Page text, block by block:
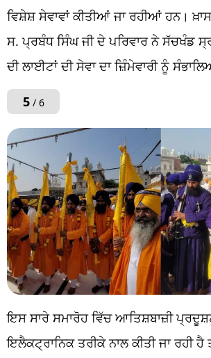
ਵਿਸ਼ੇਸ਼ ਸੇਵਾਵਾਂ ਕੀਤੀਆਂ ਜਾ ਰਹੀਆਂ ਹਨ।
ਸ. ਪ੍ਰਬੰਧ ਸਿੰਘ ਜੀ ਦੇ ਪਰਿਵਾਰ ਨੇ ਸੱਚਖੰਡ
ਦੀ ਲਾਈਟਾਂ ਦੀ ਸੇਵਾ ਦਾ ਜ਼ਿੰਮੇਵਾਰੀ ਨੂੰ
5/ 6
ਇਸ ਸਾਰੇ ਸਮਾਰੋਹ ਵਿੱਚ ਆਤਿਸ਼ਬਾਜ਼ੀ
ਇਲੈਕਟ੍ਰਾਨਿਕ ਤਰੀਕੇ ਨਾਲ ਕੀਤੀ ਜਾ ਰਹੀ ਹੈ